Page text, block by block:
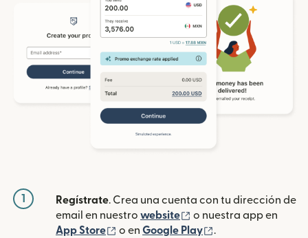
1 Regístrate. Crea una cuenta con tu dirección de
email en nuestro website (se abre en una
o nuestra app en
App Store
(se abre en una ventana nueva)
o en Google Play .